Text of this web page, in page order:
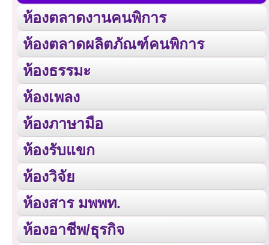
ห้องตลาดงานคนพิการ
ห้องตลาดผลิตภัณฑ์คนพิการ
ห้องธรรมะ
ห้องเพลง
ห้องภาษามือ
ห้องรับแขก
ห้องวิจัย
ห้องสาร มพพท.
ห้องอาชีพ/ธุรกิจ